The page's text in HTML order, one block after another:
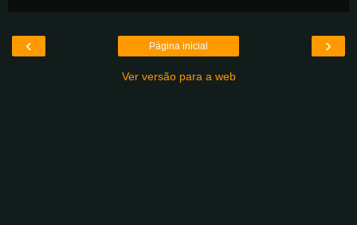
‹ ›
Página inicial
Ver versão para a web